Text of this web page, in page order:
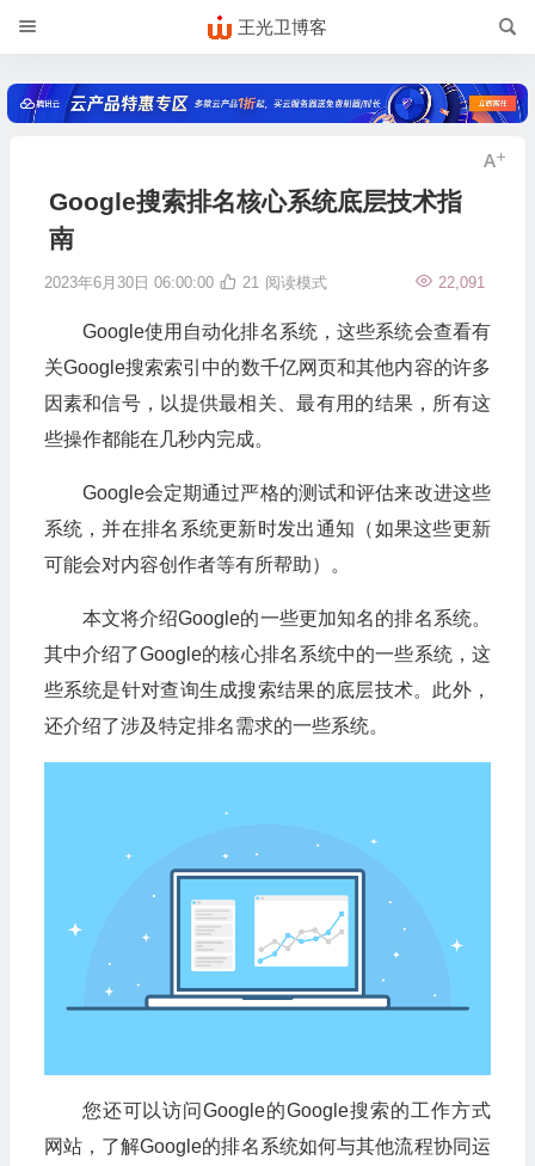
王光卫博客
Google搜索排名核心系统底层技术指
南
2023年6月30日 06:00:00 22,091
21 阅读模式
Google使用自动化排名系统，这些系统会查看有
关Google搜索索引中的数千亿网页和其他内容的许多
因素和信号，以提供最相关、最有用的结果，所有这
些操作都能在几秒内完成。
Google会定期通过严格的测试和评估来改进这些
系统，并在排名系统更新时发出通知（如果这些更新
可能会对内容创作者等有所帮助）。
本文将介绍Google的一些更加知名的排名系统。
其中介绍了Google的核心排名系统中的一些系统，这
些系统是针对查询生成搜索结果的底层技术。此外，
还介绍了涉及特定排名需求的一些系统。
您还可以访问Google的Google搜索的工作方式
网站，了解Google的排名系统如何与其他流程协同运